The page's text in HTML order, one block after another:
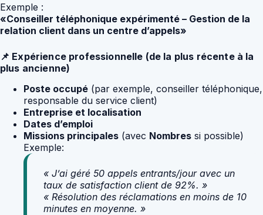
Exemple :
«Conseiller téléphonique expérimenté – Gestion de la
relation client dans un centre d’appels»
📌 Expérience professionnelle (de la plus récente à la
plus ancienne)
Poste occupé (par exemple, conseiller téléphonique,
responsable du service client)
Entreprise et localisation
Dates d’emploi
Missions principales (avec Nombres si possible)
Exemple:
« J’ai géré 50 appels entrants/jour avec un
taux de satisfaction client de 92%. »
« Résolution des réclamations en moins de 10
minutes en moyenne. »